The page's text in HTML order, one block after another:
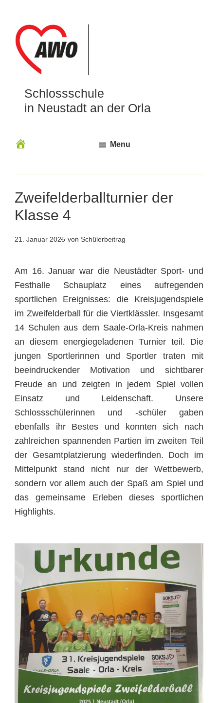
Schlossschule
in Neustadt an der Orla
Menu
Zweifelderballturnier der
Klasse 4
21. Januar 2025 von Schülerbeitrag
Am 16. Januar war die Neustädter Sport- und
Festhalle Schauplatz eines aufregenden
sportlichen Ereignisses: die Kreisjugendspiele
im Zweifelderball für die Viertklässler. Insgesamt
14 Schulen aus dem Saale-Orla-Kreis nahmen
an diesem energiegeladenen Turnier teil. Die
jungen Sportlerinnen und Sportler traten mit
beeindruckender Motivation und sichtbarer
Freude an und zeigten in jedem Spiel vollen
Einsatz und Leidenschaft. Unsere
Schlossschülerinnen und -schüler gaben
ebenfalls ihr Bestes und konnten sich nach
zahlreichen spannenden Partien im zweiten Teil
der Gesamtplatzierung wiederfinden. Doch im
Mittelpunkt stand nicht nur der Wettbewerb,
sondern vor allem auch der Spaß am Spiel und
das gemeinsame Erleben dieses sportlichen
Highlights.